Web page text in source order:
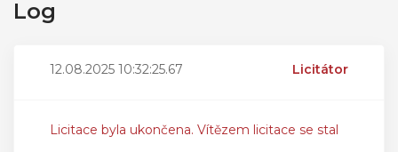
Log
12.08.2025 10:32:25.67 Licitátor
Licitace byla ukončena. Vítězem licitace se stal